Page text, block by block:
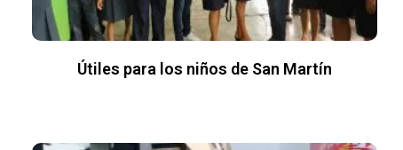
Útiles para los niños de San Martín